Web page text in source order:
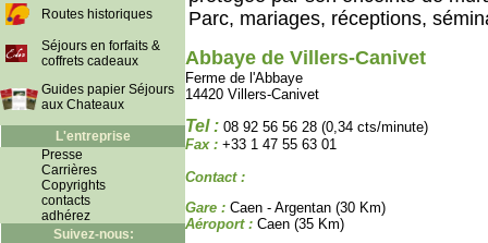
Routes historiques
Séjours en forfaits &
coffrets cadeaux
Guides papier Séjours
aux Chateaux
L'entreprise
Presse
Carrières
Copyrights
contacts
adhérez
Suivez-nous:
Parc, mariages, réceptions,
Abbaye de Villers-Canivet
Ferme de l'Abbaye
14420 Villers-Canivet
Tel : 08 92 56 56 28 (0,34 cts/minute)
Fax : +33 1 47 55 63 01
Contact :
Gare : Caen - Argentan (30 Km)
Aéroport : Caen (35 Km)